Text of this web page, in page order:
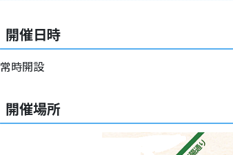
開催日時
常時開設
開催場所